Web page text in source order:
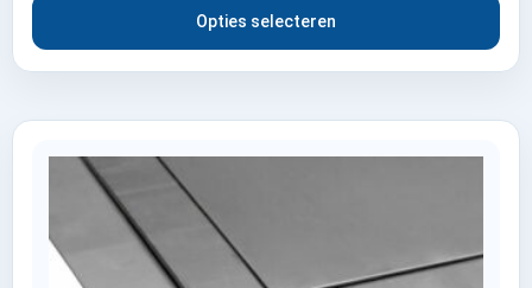
Opties selecteren